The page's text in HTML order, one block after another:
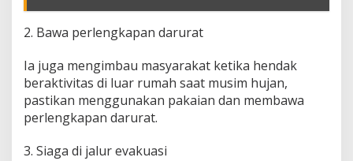
2. Bawa perlengkapan darurat
Ia juga mengimbau masyarakat ketika hendak
beraktivitas di luar rumah saat musim hujan,
pastikan menggunakan pakaian dan membawa
perlengkapan darurat.
3. Siaga di jalur evakuasi